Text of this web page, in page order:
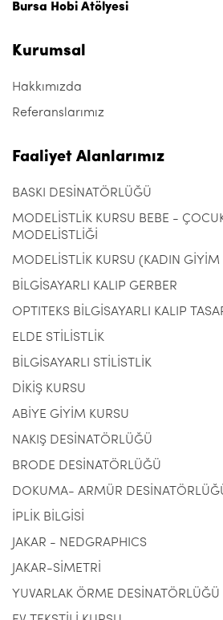
Bursa Hobi Atölyesi
Kurumsal
Hakkımızda
Referanslarımız
Faaliyet Alanlarımız
BASKI DESİNATÖRLÜĞÜ
MODELİSTLİK KURSU BEBE -
MODELİSTLİĞİ
MODELİSTLİK KURSU (KADIN
BİLGİSAYARLI KALIP GERBER
OPTITEKS BİLGİSAYARLI KALIP
ELDE STİLİSTLİK
BİLGİSAYARLI STİLİSTLİK
DİKİŞ KURSU
ABİYE GİYİM KURSU
NAKIŞ DESİNATÖRLÜĞÜ
BRODE DESİNATÖRLÜĞÜ
DOKUMA- ARMÜR
İPLİK BİLGİSİ
JAKAR - NEDGRAPHICS
JAKAR-SİMETRİ
YUVARLAK ÖRME DESİNATÖRLÜĞÜ